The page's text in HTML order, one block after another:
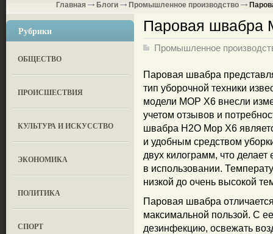
Главная Блоги Промышленное производство
Рубрики
ОБЩЕСТВО
ПРОИСШЕСТВИЯ
КУЛЬТУРА И ИСКУССТВО
ЭКОНОМИКА
ПОЛИТИКА
СПОРТ
Паровая
Промышленное
Паровая швабра
тип уборочной техники
модели МОР Х6 внесли
учетом отзывов и
швабра H2O Mop X6
и удобным средством
двух килограмм, что
в использовании.
низкой до очень высокой
Паровая швабра
максимальной пользой. С
дезинфекцию, освежать